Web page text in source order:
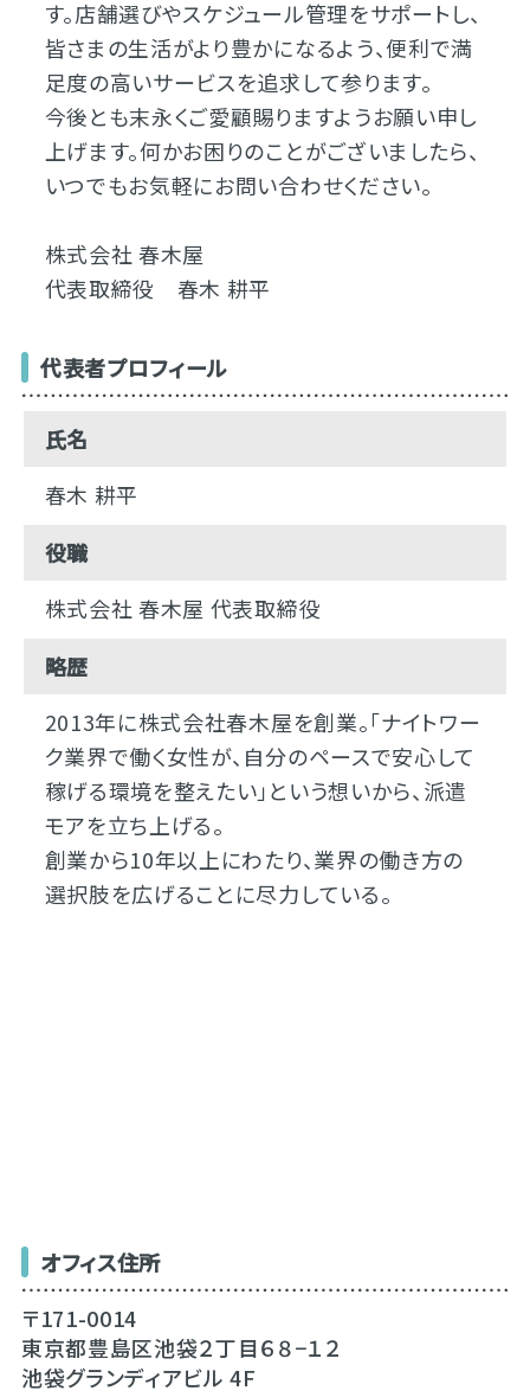
す。店舗選びやスケジュール管理をサポートし、
皆さまの生活がより豊かになるよう、便利で満
足度の高いサービスを追求して参ります。
今後とも末永くご愛顧賜りますようお願い申し
上げます。何かお困りのことがございましたら、
いつでもお気軽にお問い合わせください。
株式会社 春木屋
代表取締役 春木 耕平
代表者プロフィール
氏名
春木 耕平
役職
株式会社 春木屋 代表取締役
略歴
2013年に株式会社春木屋を創業。「ナイトワー
ク業界で働く女性が、自分のペースで安心して
稼げる環境を整えたい」という想いから、派遣
モアを立ち上げる。
創業から10年以上にわたり、業界の働き方の
選択肢を広げることに尽力している。
オフィス住所
〒171-0014
東京都豊島区池袋２丁目６８−１２
池袋グランディアビル 4F